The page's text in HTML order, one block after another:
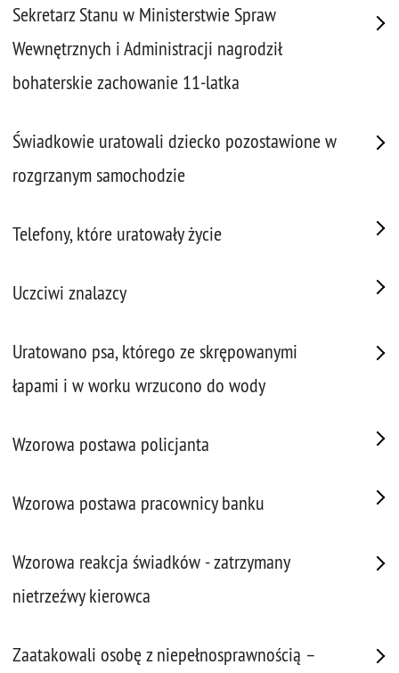
Sekretarz Stanu w Ministerstwie Spraw
Wewnętrznych i Administracji nagrodził
bohaterskie zachowanie 11-latka
Świadkowie uratowali dziecko pozostawione w
rozgrzanym samochodzie
Telefony, które uratowały życie
Uczciwi znalazcy
Uratowano psa, którego ze skrępowanymi
łapami i w worku wrzucono do wody
Wzorowa postawa policjanta
Wzorowa postawa pracownicy banku
Wzorowa reakcja świadków - zatrzymany
nietrzeźwy kierowca
Zaatakowali osobę z niepełnosprawnością –